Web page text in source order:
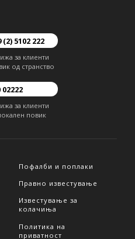
(2) 5102 222
за клиенти
од странство
02222
за клиенти
повик
Пофалби и поплаки
Правно известување
Известување за
колачиња
Политика на
приватност